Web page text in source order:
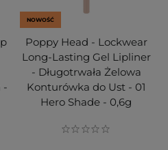
-
NOWOŚĆ
Poppy Head - Lockwear
Long-Lasting Gel Lipliner
- Długotrwała Żelowa
Konturówka do Ust - 01
Hero Shade - 0,6g